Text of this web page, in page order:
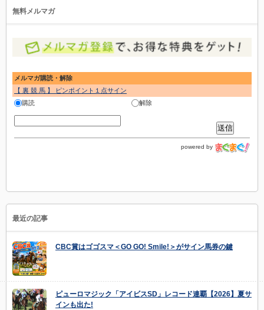
無料メルマガ
メルマガ購読・解除
【 裏 競 馬 】 ピンポイント１点サイン
購読
解除
powered by
最近の記事
CBC賞はゴゴスマ＜GO GO! Smile!＞がサイン馬券の鍵
ピューロマジック「アイビスSD」レコード連覇【2026】夏サ
インも出た!